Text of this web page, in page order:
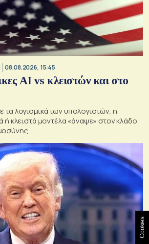
08.08.2026, 15:45
AI vs κλειστών και στο
τα λογισμικά των υπολογιστών, η
ή κλειστά μοντέλα «άναψε» στον κλάδο
Cookies